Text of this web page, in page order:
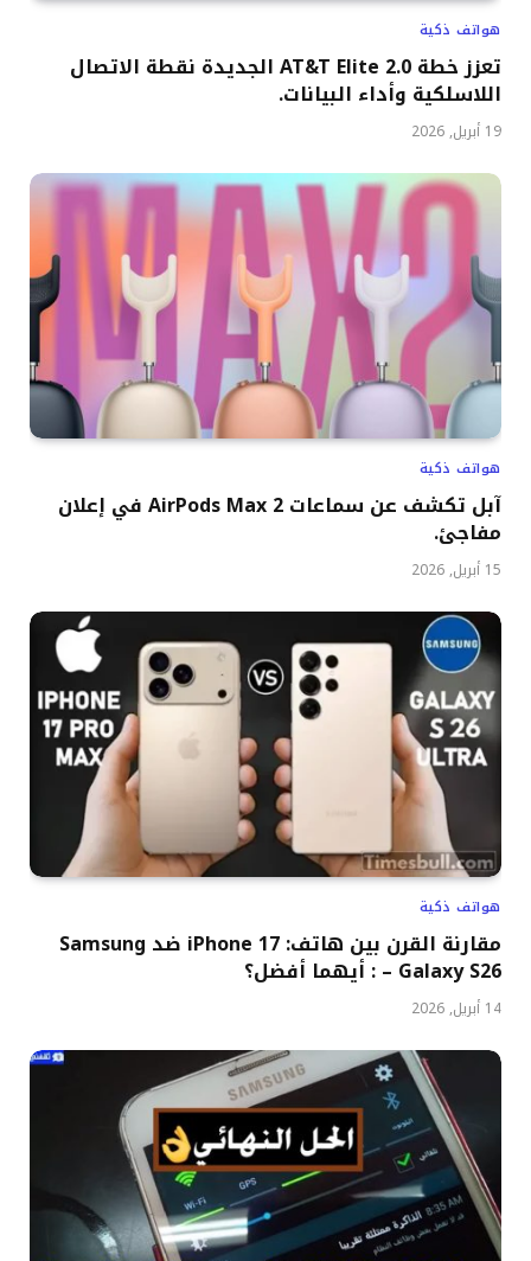
هواتف ذكية
تعزز خطة AT&T Elite 2.0 الجديدة نقطة الاتصال
اللاسلكية وأداء البيانات.
19 أبريل, 2026
هواتف ذكية
آبل تكشف عن سماعات AirPods Max 2 في إعلان
مفاجئ.
15 أبريل, 2026
هواتف ذكية
مقارنة القرن بين هاتف: iPhone 17 ضد Samsung
Galaxy S26 – : أيهما أفضل؟
14 أبريل, 2026